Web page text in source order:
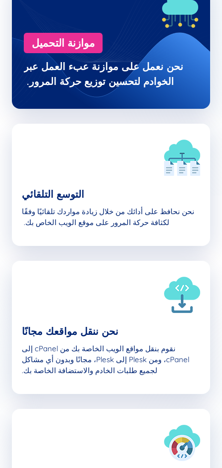
موازنة التحميل
نحن نعمل على موازنة عبء العمل عبر
الخوادم لتحسين توزيع حركة المرور.
التوسع التلقائي
نحن نحافظ على أدائك من خلال زيادة مواردك تلقائيًا وفقًا
لكثافة حركة المرور على موقع الويب الخاص بك.
نحن ننقل مواقعك مجانًا
نقوم بنقل مواقع الويب الخاصة بك من cPanel إلى
cPanel، ومن Plesk إلى Plesk، مجانًا وبدون أي مشاكل
لجميع طلبات الخادم والاستضافة الخاصة بك.